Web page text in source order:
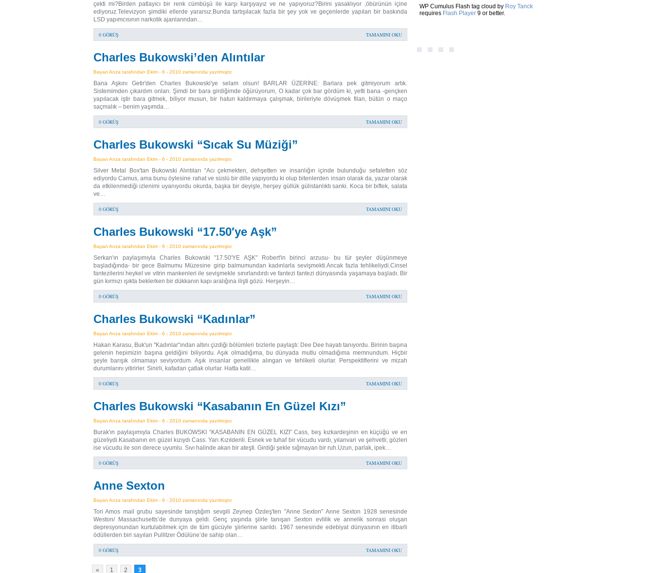
çekti mi?Birden patlayıcı bir renk cümbüşü ile karşı karşıyayız ve ne yapıyoruz?Birini yasaklıyor ,öbürünün içine
ediyoruz.Televizyon şimdiki ellerde yararsız.Bunda tartışılacak fazla bir şey yok ve geçenlerde yapılan bir baskında
LSD yapımcısının narkotik ajanlarından…
0 GÖRÜŞ TAMAMINI OKU
Charles Bukowski’den Alıntılar
Bayan Arıza tarafından Ekim - 6 - 2010 zamanında yazılmıştır.
Bana Aşkını Getir'den Charles Bukowski'ye selam olsun! BARLAR ÜZERİNE: Barlara pek gitmiyorum artık.
Sistemimden çıkardım onları. Şimdi bir bara girdiğimde öğürüyorum, O kadar çok bar gördüm ki, yetti bana -gençken
yapılacak iştir bara gitmek, biliyor musun, bir hatun kaldırmaya çalışmak, birileriyle dövüşmek filan, bütün o maço
saçmalık – benim yaşımda…
0 GÖRÜŞ TAMAMINI OKU
Charles Bukowski “Sıcak Su Müziği”
Bayan Arıza tarafından Ekim - 6 - 2010 zamanında yazılmıştır.
Silver Metal Box'tan Bukowski Alıntıları “Acı çekmekten, dehşetten ve insanlığın içinde bulunduğu sefaletten söz
ediyordu Camus, ama bunu öylesine rahat ve süslü bir dille yapıyordu ki olup bitenlerden insan olarak da, yazar olarak
da etkilenmediği izlenimi uyanıyordu okurda, başka bir deyişle, herşey güllük gülistanlıktı sanki. Koca bir biftek, salata
ve…
0 GÖRÜŞ TAMAMINI OKU
Charles Bukowski “17.50′ye Aşk”
Bayan Arıza tarafından Ekim - 6 - 2010 zamanında yazılmıştır.
Serkan'ın paylaşımıyla Charles Bukowski "17.50'YE AŞK" Robert'in birinci arzusu- bu tür şeyler düşünmeye
başladığında- bir gece Balmumu Müzesine girip balmumundan kadınlarla sevişmekti.Ancak fazla tehlikeliydi.Cinsel
fantezilerini heykel ve vitrin mankenleri ile sevişmekle sınırlandırdı ve fantezi fantezi dünyasında yaşamaya başladı. Bir
gün kırmızı ışıkta beklerken bir dükkanın kapı aralığına ilişti gözü. Herşeyin…
0 GÖRÜŞ TAMAMINI OKU
Charles Bukowski “Kadınlar”
Bayan Arıza tarafından Ekim - 6 - 2010 zamanında yazılmıştır.
Hakan Karasu, Buk'un "Kadınlar"ından altını çizdiği bölümleri bizlerle paylaştı: Dee Dee hayatı tanıyordu. Birinin başına
gelenin hepimizin başına geldiğini biliyordu. Aşık olmadığıma, bu dünyada mutlu olmadığıma memnundum. Hiçbir
şeyle barışık olmamayı seviyordum. Aşık insanlar genellikle alıngan ve tehlikeli olurlar. Perspektiflerini ve mizah
durumlarını yitirirler. Sinirli, kafadan çatlak olurlar. Hatta katil…
0 GÖRÜŞ TAMAMINI OKU
Charles Bukowski “Kasabanın En Güzel Kızı”
Bayan Arıza tarafından Ekim - 6 - 2010 zamanında yazılmıştır.
Burak'ın paylaşımıyla Charles BUKOWSKI “KASABANIN EN GÜZEL KIZI” Cass, beş kızkardeşinin en küçüğü ve en
güzeliydi.Kasabanın en güzel kızıydı Cass. Yarı Kızılderili. Esnek ve tuhaf bir vücudu vardı, yılanvari ve şehvetli; gözleri
ise vücudu ile son derece uyumlu. Sıvı halinde akan bir ateşti. Girdiği şekle sığmayan bir ruh.Uzun, parlak, ipek…
0 GÖRÜŞ TAMAMINI OKU
Anne Sexton
Bayan Arıza tarafından Ekim - 6 - 2010 zamanında yazılmıştır.
Tori Amos mail grubu sayesinde tanıştığım sevgili Zeynep Özdeş'ten "Anne Sexton" Anne Sexton 1928 senesinde
Weston/ Massachusetts’de dunyaya geldi. Genç yaşında şiirle tanışan Sexton evlilik ve annelik sonrasi oluşan
depresyonundan kurtulabilmek için de tüm gücüyle şiirlerine sarıldı. 1967 senesinde edebiyat dünyasının en itibarli
ödüllerden biri sayılan Pullitzer Ödülüne’de sahip olan…
0 GÖRÜŞ TAMAMINI OKU
« 1 2 3
WP Cumulus Flash tag cloud by Roy Tanck
requires Flash Player 9 or better.